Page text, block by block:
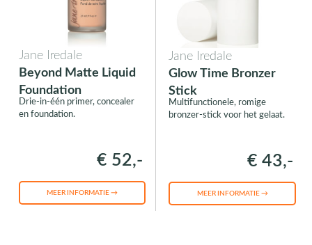
Jane Iredale
Beyond Matte Liquid
Foundation
Drie-in-één primer, concealer
en foundation.
€ 52,-
MEER INFORMATIE →
Jane Iredale
Glow Time Bronzer
Stick
Multifunctionele, romige
bronzer-stick voor het gelaat.
€ 43,-
MEER INFORMATIE →